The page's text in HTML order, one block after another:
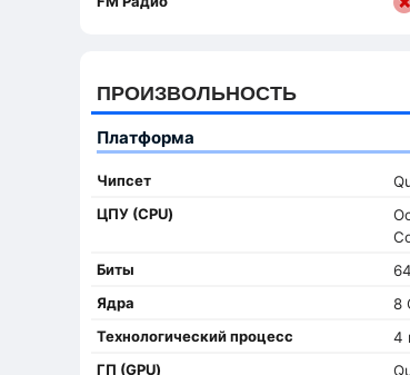
ПРОИЗВОЛЬНОСТЬ
Платформа
Чипсет
ЦПУ (CPU)
Биты
Ядра
8
Технологический процесс
4
ГП (GPU)